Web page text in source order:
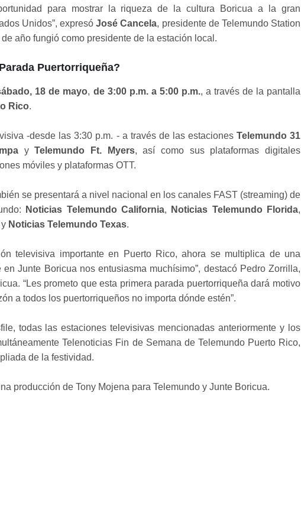
para mostrar la riqueza de la cultura Boricua a la gran
Unidos”, expresóJosé Cancela, presidente de Telemundo Station
año fungió como presidente de la estación local.
Puertorriqueña?
18 de mayo, de 3:00 p.m. a 5:00 p.m., a través de la pantalla
Rico.
-desde las 3:30 p.m. - a través de las estaciones Telemundo 31
yTelemundo Ft. Myers, así como sus plataformas digitales
móviles y plataformas OTT.
se presentará a nivel nacional en los canales FAST (streaming) de
Noticias Telemundo California, Noticias Telemundo Florida,
y Noticias Telemundo Texas.
televisiva importante en Puerto Rico, ahora se multiplica de una
Junte Boricua nos entusiasma muchísimo”, destacó Pedro Zorrilla,
“Les prometo que esta primera parada puertorriqueña dará motivo
a todos los puertorriqueños no importa dónde estén”.
todas las estaciones televisivas mencionadas anteriormente y los
Telenoticias Fin de Semana de Telemundo Puerto Rico,
de la festividad.
producción de Tony Mojena para Telemundo y Junte Boricua.